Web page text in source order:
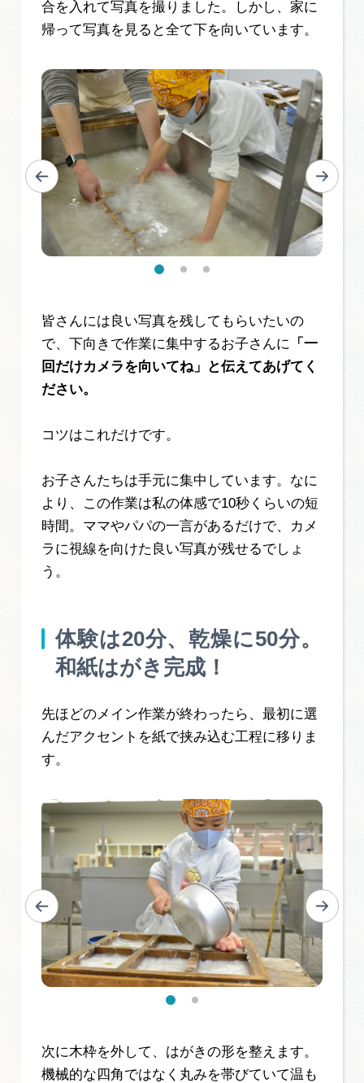
合を入れて写真を撮りました。しかし、家に
帰って写真を見ると全て下を向いています。
皆さんには良い写真を残してもらいたいの
で、下向きで作業に集中するお子さんに 「一
回だけカメラを向いてね」と伝えてあげてく
ださい。
コツはこれだけです。
お子さんたちは手元に集中しています。なに
より、この作業は私の体感で10秒くらいの短
時間。ママやパパの一言があるだけで、カメ
ラに視線を向けた良い写真が残せるでしょ
う。
体験は20分、乾燥に50分。
和紙はがき完成！
先ほどのメイン作業が終わったら、最初に選
んだアクセントを紙で挟み込む工程に移りま
す。
次に木枠を外して、はがきの形を整えます。
機械的な四角ではなく丸みを帯びていて温も